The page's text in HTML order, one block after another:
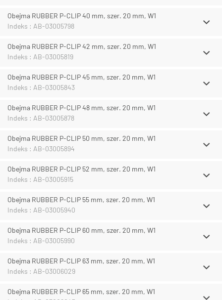
Obejma RUBBER P-CLIP 40 mm, szer. 20 mm, W1
Indeks : AB-03005798
Obejma RUBBER P-CLIP 42 mm, szer. 20 mm, W1
Indeks : AB-03005819
Obejma RUBBER P-CLIP 45 mm, szer. 20 mm, W1
Indeks : AB-03005843
Obejma RUBBER P-CLIP 48 mm, szer. 20 mm, W1
Indeks : AB-03005878
Obejma RUBBER P-CLIP 50 mm, szer. 20 mm, W1
Indeks : AB-03005894
Obejma RUBBER P-CLIP 52 mm, szer. 20 mm, W1
Indeks : AB-03005915
Obejma RUBBER P-CLIP 55 mm, szer. 20 mm, W1
Indeks : AB-03005940
Obejma RUBBER P-CLIP 60 mm, szer. 20 mm, W1
Indeks : AB-03005990
Obejma RUBBER P-CLIP 63 mm, szer. 20 mm, W1
Indeks : AB-03006029
Obejma RUBBER P-CLIP 65 mm, szer. 20 mm, W1